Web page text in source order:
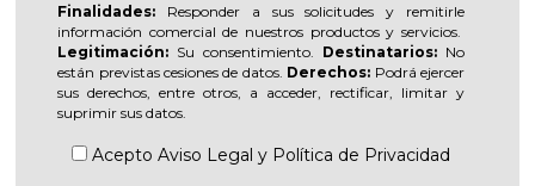
Finalidades: Responder a sus solicitudes y remitirle
información comercial de nuestros productos y servicios.
Legitimación: Su consentimiento. Destinatarios:No
están previstas cesiones de datos. Derechos: Podrá ejercer
sus derechos, entre otros, a acceder, rectificar, limitar y
suprimir sus datos.
AceptoAviso Legal y Política de Privacidad